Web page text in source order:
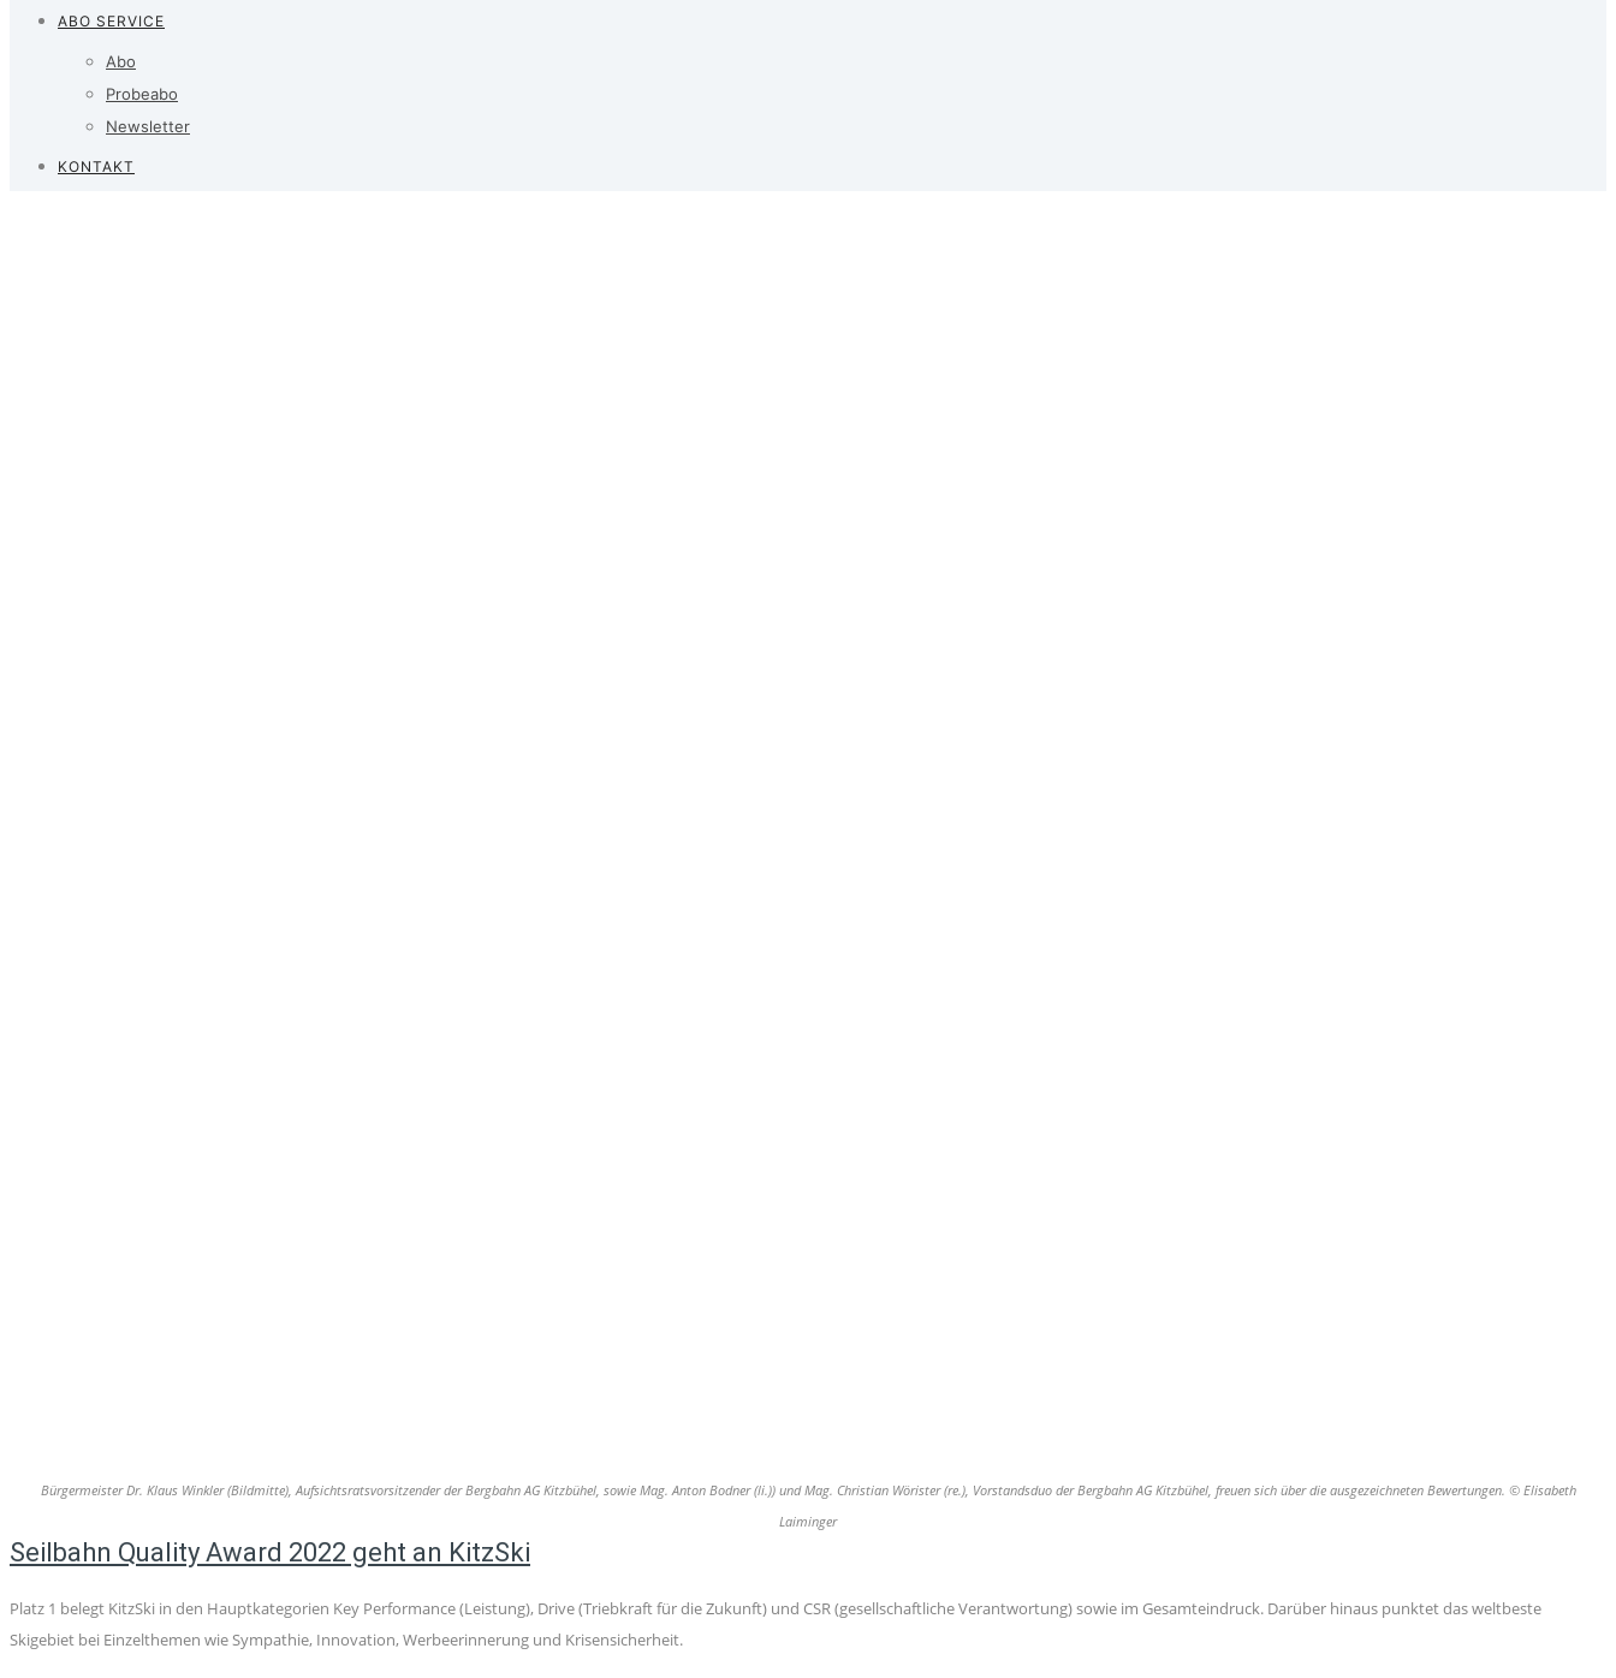
ABO SERVICE
Abo
Probeabo
Newsletter
KONTAKT
Bürgermeister Dr. Klaus Winkler (Bildmitte), Aufsichtsratsvorsitzender der Bergbahn AG Kitzbühel, sowie Mag. Anton Bodner (li.)) und Mag. Christian Wörister (re.), Vorstandsduo der Bergbahn AG Kitzbühel, freuen sich über die ausgezeichneten Bewertungen. © Elisabeth
Laiminger
Seilbahn Quality Award 2022 geht an KitzSki
Platz 1 belegt KitzSki in den Hauptkategorien Key Performance (Leistung), Drive (Triebkraft für die Zukunft) und CSR (gesellschaftliche Verantwortung) sowie im Gesamteindruck. Darüber hinaus punktet das weltbeste
Skigebiet bei Einzelthemen wie Sympathie, Innovation, Werbeerinnerung und Krisensicherheit.